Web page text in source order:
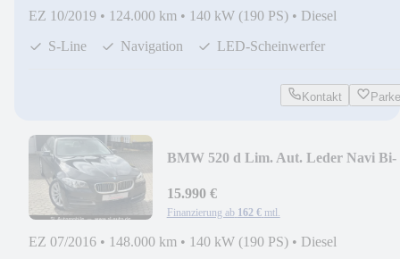
EZ 10/2019 • 124.000 km • 140 kW (190 PS) • Diesel
S-Line
Navigation LED-Scheinwerfer
Kontakt
BMW 520 d Lim. Aut. Leder Navi Bi-
15.990 €
Finanzierung ab 162 € mtl.
EZ 07/2016 • 148.000 km • 140 kW (190 PS) • Diesel